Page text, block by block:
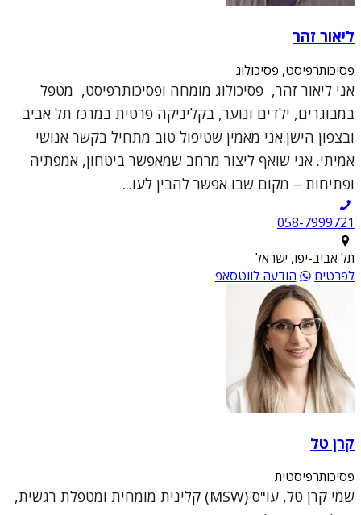
ליאור זהר
פסיכותרפיסט, פסיכולוג
אני ליאור זהר, פסיכולוג מומחה ופסיכותרפיסט, מטפל
במבוגרים, ילדים ונוער, בקליניקה פרטית במרכז תל אביב
ובצפון הישן.אני מאמין שטיפול טוב מתחיל בקשר אנושי
אמיתי. אני שואף ליצור מרחב שמאפשר ביטחון, אמפתיה
ופתיחות – מקום שבו אפשר להבין לעו...
תל אביב-יפו, ישראל
לפרטים
הודעה לווטסאפ
קרן טל
פסיכותרפיסטית
שמי קרן טל, עו"ס (MSW) קלינית מומחית ומטפלת רגשית,